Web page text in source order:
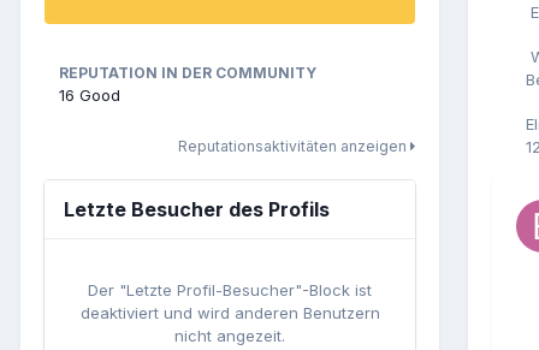
REPUTATION IN DER COMMUNITY
16 Good
Reputationsaktivitäten anzeigen
Letzte Besucher des Profils
Der "Letzte Profil-Besucher"-Block ist
deaktiviert und wird anderen Benutzern
nicht angezeit.